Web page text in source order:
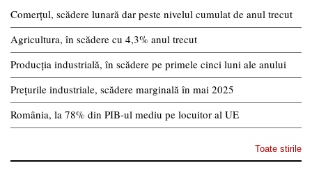
Comerțul, scădere lunară dar peste nivelul cumulat de anul trecut
Agricultura, în scădere cu 4,3% anul trecut
Producția industrială, în scădere pe primele cinci luni ale anului
Prețurile industriale, scădere marginală în mai 2025
România, la 78% din PIB-ul mediu pe locuitor al UE
Toate stirile